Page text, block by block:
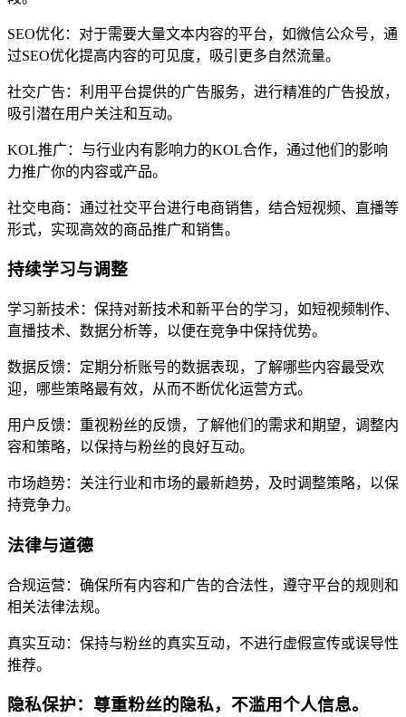
SEO优化：对于需要大量文本内容的平台，如微信公众号，通
过SEO优化提高内容的可见度，吸引更多自然流量。
社交广告：利用平台提供的广告服务，进行精准的广告投放，
吸引潜在用户关注和互动。
KOL推广：与行业内有影响力的KOL合作，通过他们的影响
力推广你的内容或产品。
社交电商：通过社交平台进行电商销售，结合短视频、直播等
形式，实现高效的商品推广和销售。
持续学习与调整
学习新技术：保持对新技术和新平台的学习，如短视频制作、
直播技术、数据分析等，以便在竞争中保持优势。
数据反馈：定期分析账号的数据表现，了解哪些内容最受欢
迎，哪些策略最有效，从而不断优化运营方式。
用户反馈：重视粉丝的反馈，了解他们的需求和期望，调整内
容和策略，以保持与粉丝的良好互动。
市场趋势：关注行业和市场的最新趋势，及时调整策略，以保
持竞争力。
法律与道德
合规运营：确保所有内容和广告的合法性，遵守平台的规则和
相关法律法规。
真实互动：保持与粉丝的真实互动，不进行虚假宣传或误导性
推荐。
隐私保护：尊重粉丝的隐私，不滥用个人信息。